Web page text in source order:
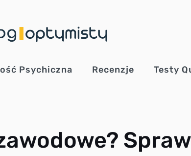
Psychiczna Recenzje Testy